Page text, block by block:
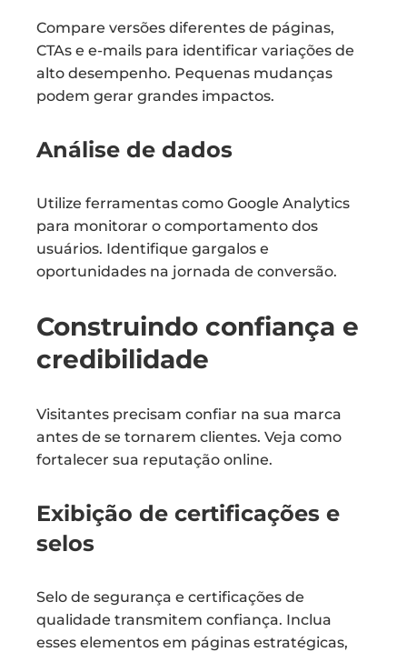
Compare versões diferentes de páginas,
CTAs e e-mails para identificar variações de
alto desempenho. Pequenas mudanças
podem gerar grandes impactos.
Análise de dados
Utilize ferramentas como Google Analytics
para monitorar o comportamento dos
usuários. Identifique gargalos e
oportunidades na jornada de conversão.
Construindo confiança e
credibilidade
Visitantes precisam confiar na sua marca
antes de se tornarem clientes. Veja como
fortalecer sua reputação online.
Exibição de certificações e
selos
Selo de segurança e certificações de
qualidade transmitem confiança. Inclua
esses elementos em páginas estratégicas,